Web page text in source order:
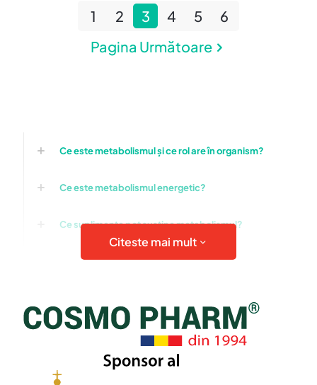
1 2 3 4 5
6
Pagina Următoare
Ce este metabolismul și ce rol are în organism?
Ce este metabolismul energetic?
Ce suplimente pot susține metabolismul?
Ce vitamine și minerale contribuie la metabolismul
Ce rol are Magneziul în metabolism?
Ce rol au vitaminele din complexul B în
metabolism?
Citeste mai mult